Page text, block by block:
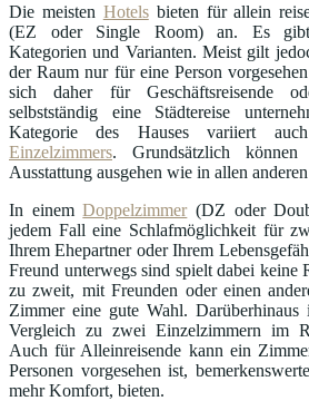
Die meisten Hotelsbieten für allein
(EZ oder Single Room) an. Es gibt
Kategorien und Varianten. Meist gilt
der Raum nur für eine Person
sich daher für Geschäftsreisende
selbstständig eine Städtereise
Kategorie des Hauses variiert
Einzelzimmers. Grundsätzlich
Ausstattung ausgehen wie in allen
In einemDoppelzimmer(DZ oder
jedem Fall eine Schlafmöglichkeit für
Ihrem Ehepartner oder Ihrem
Freund unterwegs sind spielt dabei keine
zu zweit, mit Freunden oder einen
Zimmer eine gute Wahl. Darüberhinaus
Vergleich zu zwei Einzelzimmern im
Auch für Alleinreisende kann ein
Personen vorgesehen ist,
mehr Komfort, bieten.